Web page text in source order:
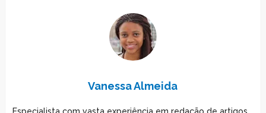
Vanessa Almeida
Especialista com vasta experiência em redação de artigos